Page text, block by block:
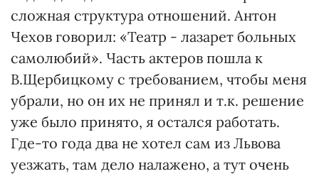
сложная структура отношений. Антон
Чехов говорил: «Театр - лазарет больных
самолюбий». Часть актеров пошла к
В.Щербицкому с требованием, чтобы меня
убрали, но он их не принял и т.к. решение
уже было принято, я остался работать.
Где-то года два не хотел сам из Львова
уезжать, там дело налажено, а тут очень